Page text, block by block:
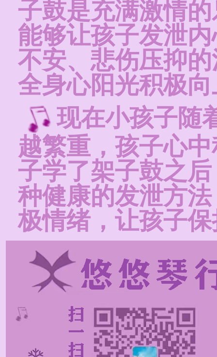
子鼓是充满激情
能够让孩子发泄
不安、悲伤压抑
全身心阳光积极
现在小孩子随
越繁重，孩子心
子学了架子鼓之
种健康的发泄方
极情绪，让孩子